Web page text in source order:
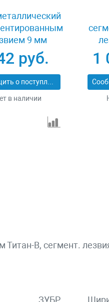
9 мм
Зубр 09152
руб.
Сообщить о поступлении
в наличии
1
В, сегмент.
ЗУБР